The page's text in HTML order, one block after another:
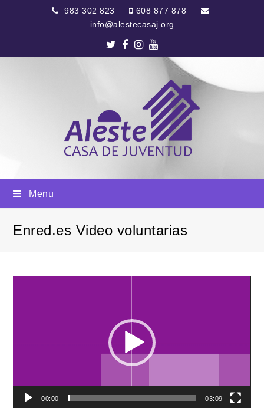
983 302 823
608 877 878
info@alestecasaj.org
Twitter
Facebook
Instagram
Youtube
Menu
Enred.es Video voluntarias
00:00 03:09